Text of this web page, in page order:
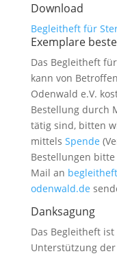
Download
Begleitheft für
Exemplare
Das Begleitheft
kann von
Odenwald e.V.
Bestellung durch
tätig sind, bitten
mittels Spende
Bestellungen
Mail an
odenwald.de
Danksagung
Das Begleitheft
Unterstützung der